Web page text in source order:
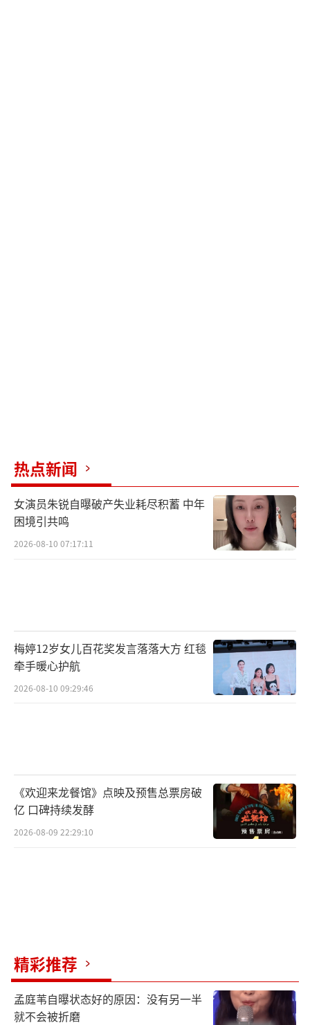
789万。Taylor Swift的上一张数字专辑《Midn
ights》在网易云音乐发行两周,就收获了大
量“云村”用户热捧,销量超30万张,销售额超千
万,单平台销量位居全网第一。2019年发布的数
的在线音乐平台。Taylor Swift的专辑在网易云
音乐热卖体现了云村用户的消费能力,网易云音
乐持续位居欧美音乐在中国市场消费、宣发、
互动的领先地位。
军专辑,总计在全球超过2亿张专辑单曲销售,并
荣获12座格莱美奖、49项吉尼斯世界纪录、37
座告示牌相关奖项。这次上线的全新数字专辑
《THE TORTURED POETS DEPARTMENT 》
《The Black Dog》,设计别出心裁,是万众期待
的作品。
本次数字专辑《THE TORTURED POETS
热点新闻
女演员朱锐自曝破产失业耗尽积蓄 中年
困境引共鸣
2026-08-10 07:17:11
梅婷12岁女儿百花奖发言落落大方 红毯
牵手暖心护航
2026-08-10 09:29:46
《欢迎来龙餐馆》点映及预售总票房破
亿 口碑持续发酵
2026-08-09 22:29:10
精彩推荐
孟庭苇自曝状态好的原因：没有另一半
就不会被折磨